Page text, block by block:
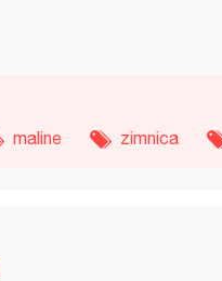
maline zimnica